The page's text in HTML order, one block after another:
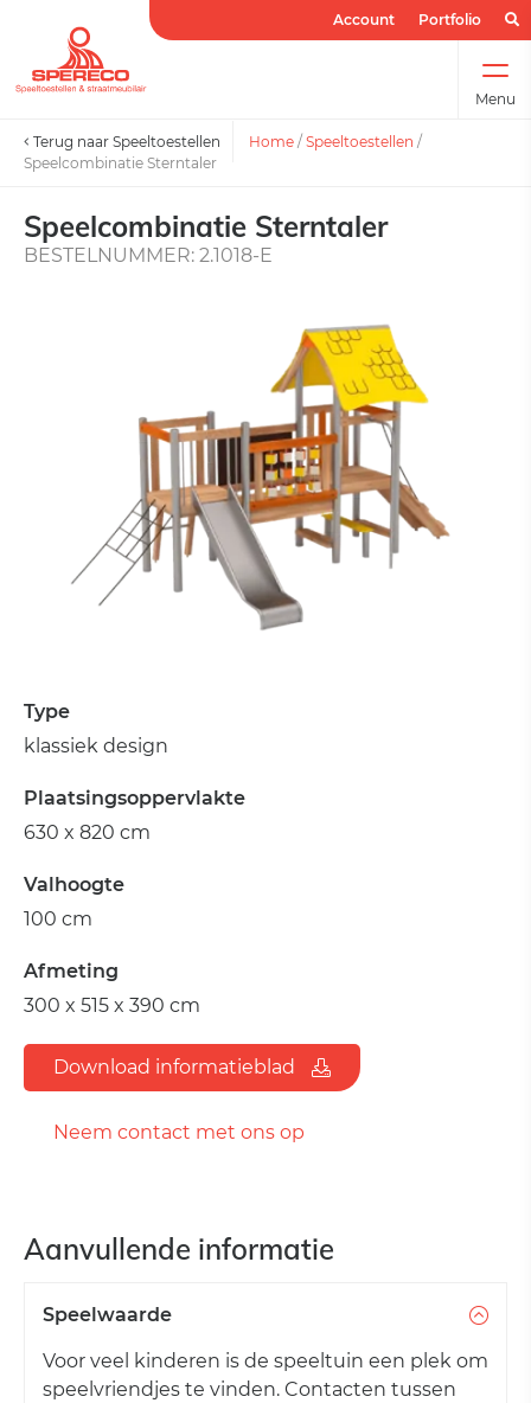
Account Portfolio
Menu
Terug naar Speeltoestellen Home / Speeltoestellen /
Speelcombinatie Sterntaler
Speelcombinatie Sterntaler
BESTELNUMMER: 2.1018-E
Type
klassiek design
Plaatsingsoppervlakte
630 x 820 cm
Valhoogte
100 cm
Afmeting
300 x 515 x 390 cm
Download informatieblad
Neem contact met ons op
Aanvullende informatie
Speelwaarde
Voor veel kinderen is de speeltuin een plek om
speelvriendjes te vinden. Contacten tussen